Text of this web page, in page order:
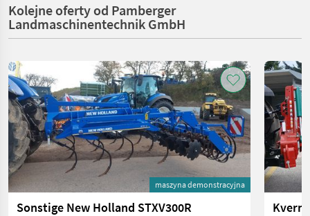
Kolejne oferty od Pamberger
Landmaschinentechnik GmbH
maszyna demonstracyjna
Sonstige New Holland STXV300R